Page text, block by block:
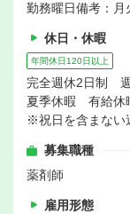
勤務曜日備考：月
休日・休暇
年間休日120日以上
完全週休2日制
夏季休暇 有給休
※祝日を含まない
募集職種
薬剤師
雇用形態